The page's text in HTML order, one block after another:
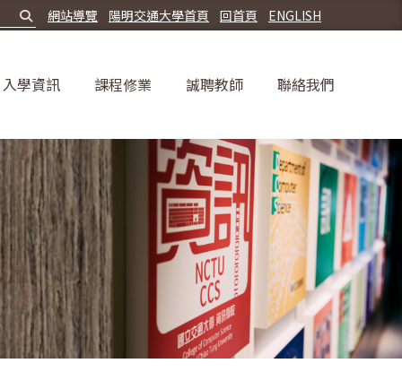
ENGLISH
回首頁
陽明交通大學首頁
網站導覽
入學資訊 課程修業 誠聘教師 聯絡我們